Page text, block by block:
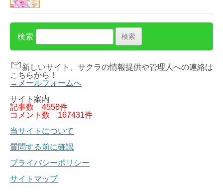
検索
新しいサイト、サクラの情報提供や管理人への連絡は
こちらから！
→メールフォームへ
サイト案内
記事数 4558件
コメント数 167431件
当サイトについて
質問する前に確認
プライバシーポリシー
サイトマップ